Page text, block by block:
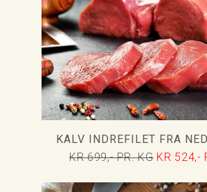
KALV INDREFILET FRA
KR 699,- PR. KG KR 524,-